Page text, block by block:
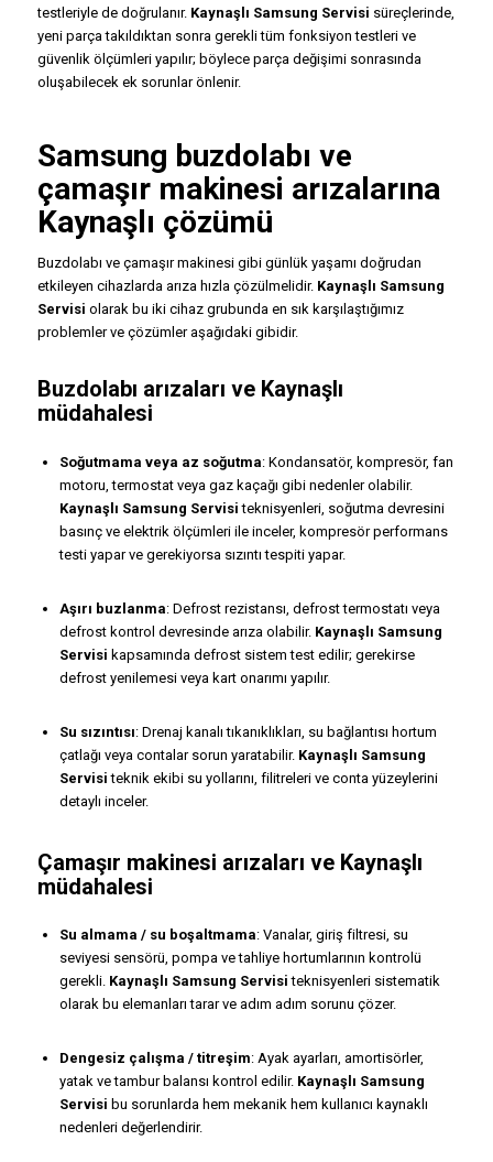
testleriyle de doğrulanır. Kaynaşlı Samsung Servisi süreçlerinde,
yeni parça takıldıktan sonra gerekli tüm fonksiyon testleri ve
güvenlik ölçümleri yapılır; böylece parça değişimi sonrasında
oluşabilecek ek sorunlar önlenir.
Samsung buzdolabı ve
çamaşır makinesi arızalarına
Kaynaşlı çözümü
Buzdolabı ve çamaşır makinesi gibi günlük yaşamı doğrudan
etkileyen cihazlarda arıza hızla çözülmelidir. Kaynaşlı Samsung
Servisi olarak bu iki cihaz grubunda en sık karşılaştığımız
problemler ve çözümler aşağıdaki gibidir.
Buzdolabı arızaları ve Kaynaşlı
müdahalesi
Soğutmama veya az soğutma: Kondansatör, kompresör, fan
motoru, termostat veya gaz kaçağı gibi nedenler olabilir.
Kaynaşlı Samsung Servisi teknisyenleri, soğutma devresini
basınç ve elektrik ölçümleri ile inceler, kompresör performans
testi yapar ve gerekiyorsa sızıntı tespiti yapar.
Aşırı buzlanma: Defrost rezistansı, defrost termostatı veya
defrost kontrol devresinde arıza olabilir. Kaynaşlı Samsung
Servisi kapsamında defrost sistem test edilir; gerekirse
defrost yenilemesi veya kart onarımı yapılır.
Su sızıntısı: Drenaj kanalı tıkanıklıkları, su bağlantısı hortum
çatlağı veya contalar sorun yaratabilir. Kaynaşlı Samsung
Servisi teknik ekibi su yollarını, filitreleri ve conta yüzeylerini
detaylı inceler.
Çamaşır makinesi arızaları ve Kaynaşlı
müdahalesi
Su almama / su boşaltmama: Vanalar, giriş filtresi, su
seviyesi sensörü, pompa ve tahliye hortumlarının kontrolü
gerekli. Kaynaşlı Samsung Servisi teknisyenleri sistematik
olarak bu elemanları tarar ve adım adım sorunu çözer.
Dengesiz çalışma / titreşim: Ayak ayarları, amortisörler,
yatak ve tambur balansı kontrol edilir. Kaynaşlı Samsung
Servisi bu sorunlarda hem mekanik hem kullanıcı kaynaklı
nedenleri değerlendirir.